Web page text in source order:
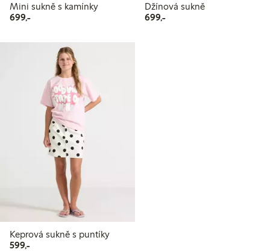
Mini sukně s kamínky
699,-699,00 Kč
Džínová sukně
699,-699,00 Kč
Keprová sukně s puntíky
599,-599,00 Kč